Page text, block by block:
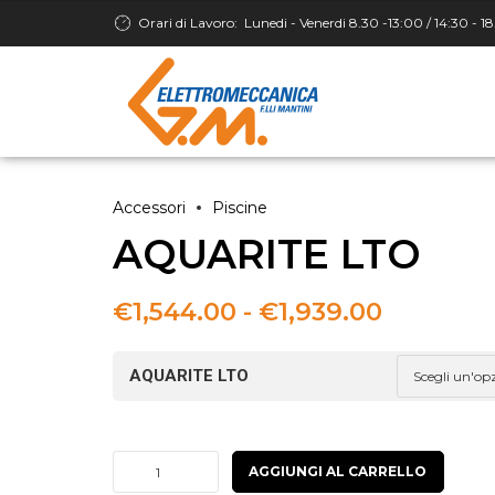
Orari di Lavoro: Lunedi - Venerdi 8.30 -13:00 / 14:30 -
Accessori Piscine
AQUARITE LTO
€1,544.00 - €1,939.00
prezzo:
€1,939.00
AQUARITE LTO
AQUARITE
AGGIUNGI AL CARRELLO